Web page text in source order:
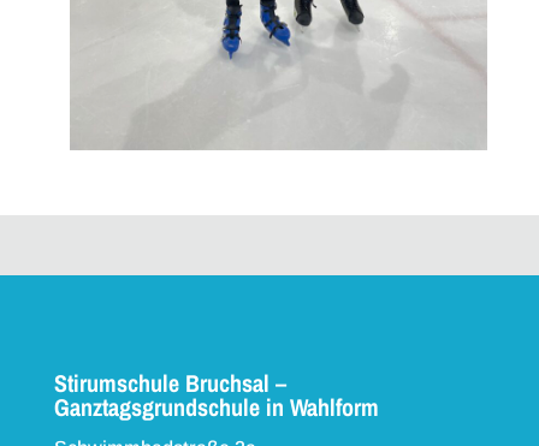
Stirumschule Bruchsal –
Ganztagsgrundschule in Wahlform